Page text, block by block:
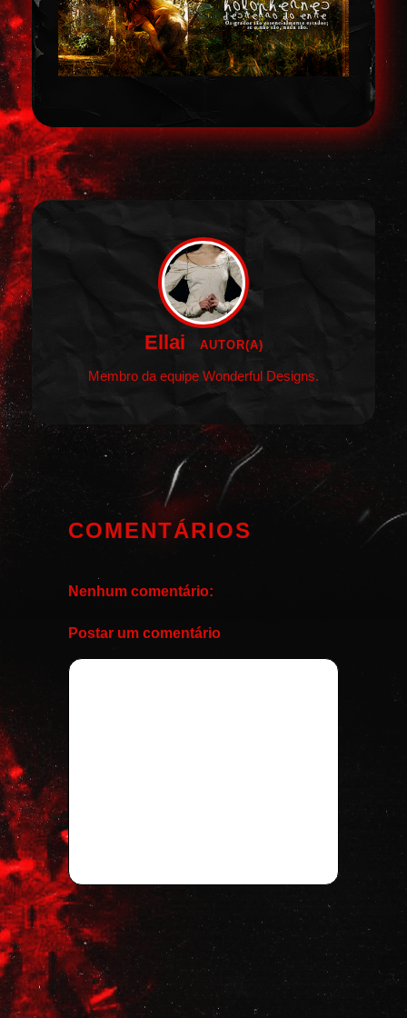
Ellai AUTOR(A)
Membro da equipe Wonderful Designs.
COMENTÁRIOS
Nenhum comentário:
Postar um comentário